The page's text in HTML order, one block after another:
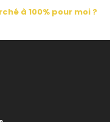
à 100% pour moi ?